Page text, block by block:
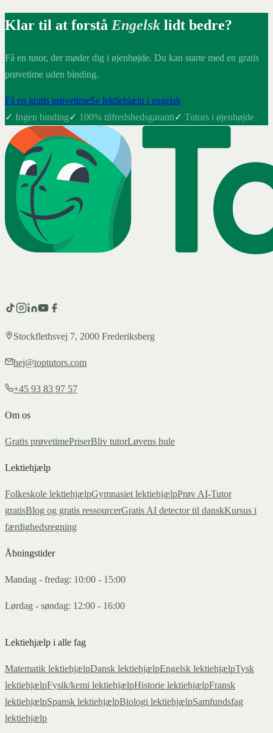
Klar til at forstå Engelsk lidt bedre?
Få en tutor, der møder dig i øjenhøjde. Du kan starte med en gratis
prøvetime uden binding.
Få en gratis prøvetimeSe lektiehjælp i engelsk
✓ Ingen binding✓ 100% tilfredshedsgaranti✓ Tutors i øjenhøjde
Stockflethsvej 7, 2000 Frederiksberg
hej@toptutors.com
+45 93 83 97 57
Om os
Gratis prøvetimePriserBliv tutorLøvens hule
Lektiehjælp
Folkeskole lektiehjælpGymnasiet lektiehjælpPrøv AI-Tutor
gratisBlog og gratis ressourcerGratis AI detector til danskKursus i
færdighedsregning
Åbningstider
Mandag - fredag: 10:00 - 15:00
Lørdag - søndag: 12:00 - 16:00
Lektiehjælp i alle fag
Matematik lektiehjælpDansk lektiehjælpEngelsk lektiehjælpTysk
lektiehjælpFysik/kemi lektiehjælpHistorie lektiehjælpFransk
lektiehjælpSpansk lektiehjælpBiologi lektiehjælpSamfundsfag
lektiehjælp